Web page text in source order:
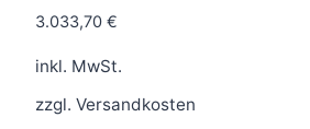
3.033,70 €
inkl. MwSt.
zzgl. Versandkosten